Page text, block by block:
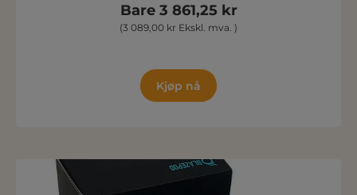
Bare 3 861,25 kr
(3 089,00 kr Ekskl. mva. )
Kjøp nå